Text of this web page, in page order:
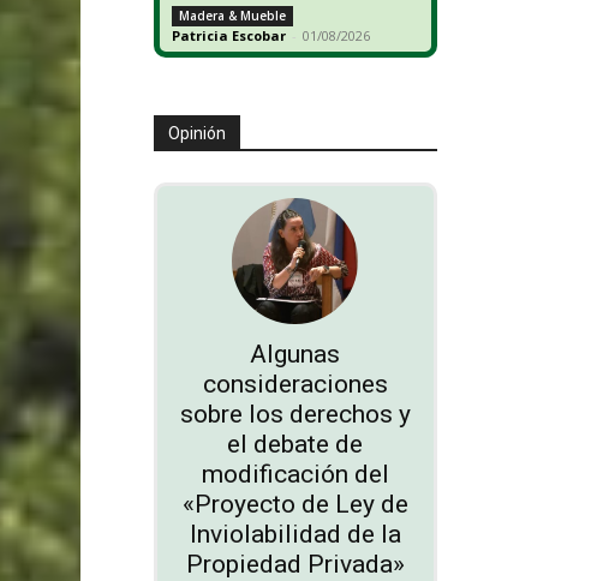
Madera & Mueble
Patricia Escobar - 01/08/2026
Opinión
Algunas
consideraciones
sobre los derechos y
el debate de
modificación del
«Proyecto de Ley de
Inviolabilidad de la
Propiedad Privada»